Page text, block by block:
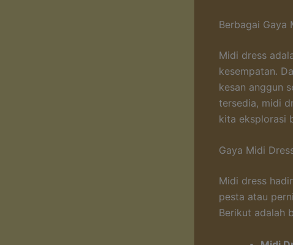
Berbagai Gaya
Midi dress
kesempatan.
kesan anggun
tersedia, midi
kita eksplorasi
Gaya Midi
Midi dress
pesta atau
Berikut adalah